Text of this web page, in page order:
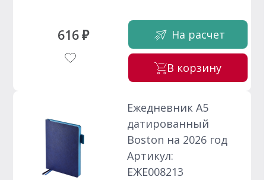
616 ₽ На расчет
В корзину
Ежедневник А5
датированный
Boston на 2026 год
Артикул:
ЕЖЕ008213